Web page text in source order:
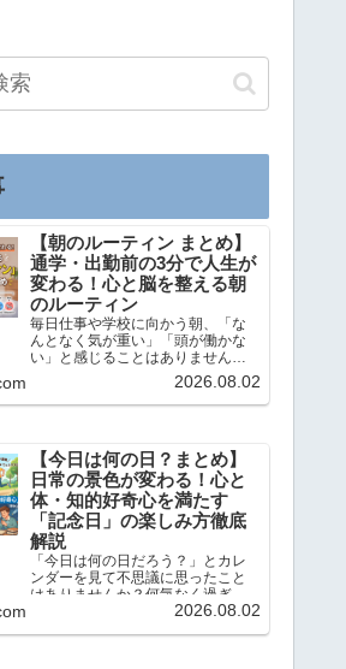
【朝のルーティン まとめ】
通学・出勤前の3分で人生が
変わる！心と脳を整える朝
のルーティン
毎日仕事や学校に向かう朝、「な
んとなく気が重い」「頭が働かな
い」と感じることはありません
か？この記事では、忙しい現代人
のために、通勤・通学前のたった3
分でサクッと読めて、一日を前向
2026.08.02
【今日は何の日？まとめ】
日常の景色が変わる！心と
体・知的好奇心を満たす
「記念日」の楽しみ方徹底
解説
「今日は何の日だろう？」とカレ
ンダーを見て不思議に思ったこと
はありませんか？何気なく過ぎて
いく毎日にも、実は先人たちの知
2026.08.02